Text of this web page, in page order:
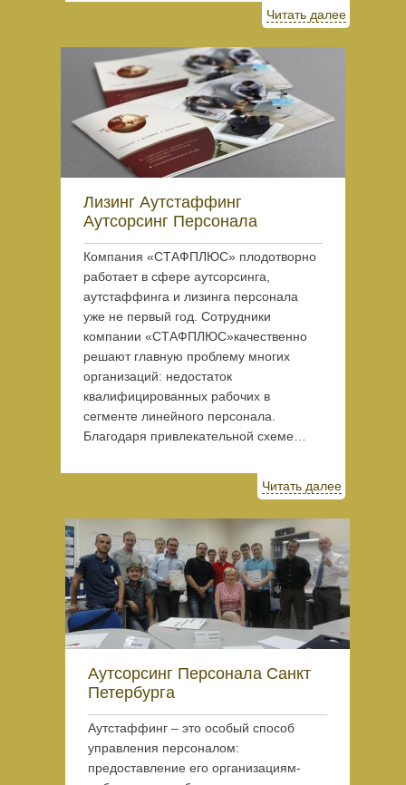
Читать далее
Лизинг Аутстаффинг
Аутсорсинг Персонала
Компания «СТАФПЛЮС» плодотворно
работает в сфере аутсорсинга,
аутстаффинга и лизинга персонала
уже не первый год. Сотрудники
компании «СТАФПЛЮС»качественно
решают главную проблему многих
организаций: недостаток
квалифицированных рабочих в
сегменте линейного персонала.
Благодаря привлекательной схеме…
Читать далее
Аутсорсинг Персонала Санкт
Петербурга
Аутстаффинг – это особый способ
управления персоналом:
предоставление его организациям-